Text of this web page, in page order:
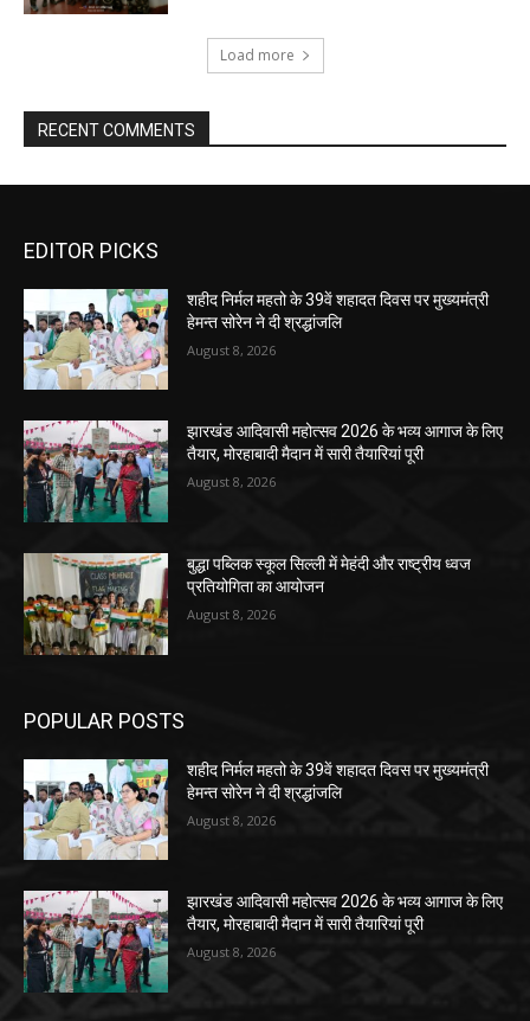
Load more
RECENT COMMENTS
EDITOR PICKS
शहीद निर्मल महतो के 39वें शहादत दिवस पर मुख्यमंत्री
हेमन्त सोरेन ने दी श्रद्धांजलि
August 8, 2026
झारखंड आदिवासी महोत्सव 2026 के भव्य आगाज के लिए
तैयार, मोरहाबादी मैदान में सारी तैयारियां पूरी
August 8, 2026
बुद्धा पब्लिक स्कूल सिल्ली में मेहंदी और राष्ट्रीय ध्वज
प्रतियोगिता का आयोजन
August 8, 2026
POPULAR POSTS
शहीद निर्मल महतो के 39वें शहादत दिवस पर मुख्यमंत्री
हेमन्त सोरेन ने दी श्रद्धांजलि
August 8, 2026
झारखंड आदिवासी महोत्सव 2026 के भव्य आगाज के लिए
तैयार, मोरहाबादी मैदान में सारी तैयारियां पूरी
August 8, 2026